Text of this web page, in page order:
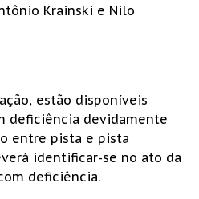
Krainski e Nilo
estão disponíveis
deficiência devidamente
entre pista e pista
identificar-se no ato da
deficiência.